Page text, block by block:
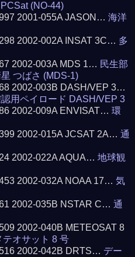
(NO-44)
2001-055A JASON…海洋
2002-002A INSAT 3C… 多
2002-003A MDS 1… 民生部
つばさ (MDS-1)
2002-003B DASH/VEP 3…
用ペイロード DASH/VEP 3
2002-009A ENVISAT…環
2002-015A JCSAT 2A…通
2002-022A AQUA…地球観
2002-032A NOAA 17…気
2002-035B NSTAR C…通
2002-040B METEOSAT 8
オサット 8 号
2002-042B DRTS… デー